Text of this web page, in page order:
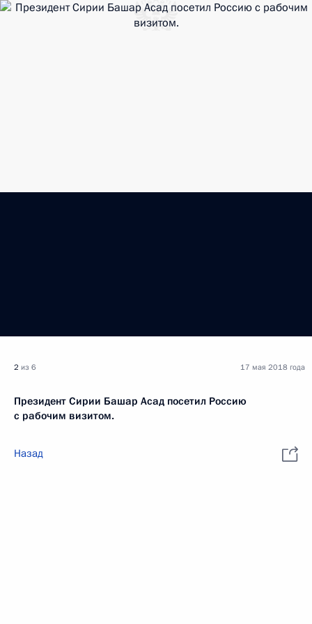
2 из 6
Президент Сирии Башар Асад посетил Россию
с рабочим визитом.
17 мая 2018 года
Назад